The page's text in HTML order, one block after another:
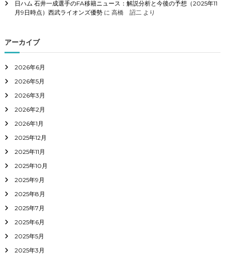
日ハム 石井一成選手のFA移籍ニュース：解説分析と今後の予想（2025年11
月9日時点）西武ライオンズ優勢に 高橋 詔二より
アーカイブ
2026年6月
2026年5月
2026年3月
2026年2月
2026年1月
2025年12月
2025年11月
2025年10月
2025年9月
2025年8月
2025年7月
2025年6月
2025年5月
2025年3月